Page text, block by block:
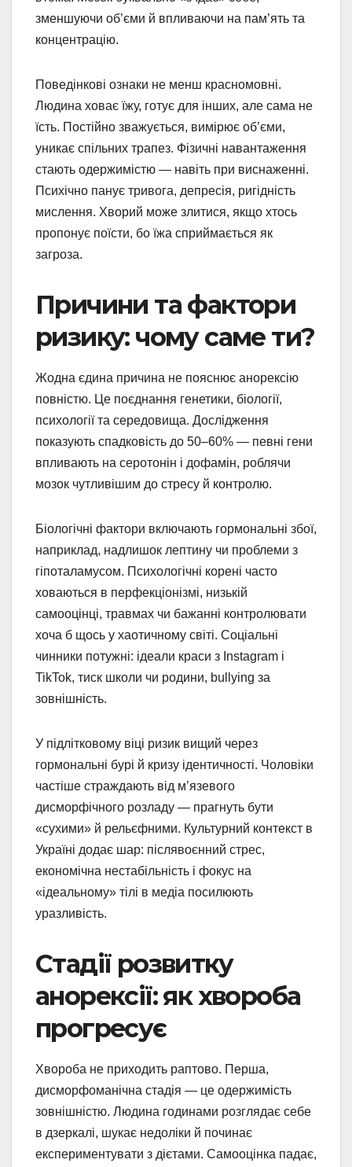
зменшуючи об’єми й впливаючи на пам’ять та
концентрацію.
Поведінкові ознаки не менш красномовні.
Людина ховає їжу, готує для інших, але сама не
їсть. Постійно зважується, вимірює об’єми,
уникає спільних трапез. Фізичні навантаження
стають одержимістю — навіть при виснаженні.
Психічно панує тривога, депресія, ригідність
мислення. Хворий може злитися, якщо хтось
пропонує поїсти, бо їжа сприймається як
загроза.
Причини та фактори
ризику: чому саме ти?
Жодна єдина причина не пояснює анорексію
повністю. Це поєднання генетики, біології,
психології та середовища. Дослідження
показують спадковість до 50–60% — певні гени
впливають на серотонін і дофамін, роблячи
мозок чутливішим до стресу й контролю.
Біологічні фактори включають гормональні збої,
наприклад, надлишок лептину чи проблеми з
гіпоталамусом. Психологічні корені часто
ховаються в перфекціонізмі, низькій
самооцінці, травмах чи бажанні контролювати
хоча б щось у хаотичному світі. Соціальні
чинники потужні: ідеали краси з Instagram і
TikTok, тиск школи чи родини, bullying за
зовнішність.
У підлітковому віці ризик вищий через
гормональні бурі й кризу ідентичності. Чоловіки
частіше страждають від м’язевого
дисморфічного розладу — прагнуть бути
«сухими» й рельєфними. Культурний контекст в
Україні додає шар: післявоєнний стрес,
економічна нестабільність і фокус на
«ідеальному» тілі в медіа посилюють
уразливість.
Стадії розвитку
анорексії: як хвороба
прогресує
Хвороба не приходить раптово. Перша,
дисморфоманічна стадія — це одержимість
зовнішністю. Людина годинами розглядає себе
в дзеркалі, шукає недоліки й починає
експериментувати з дієтами. Самооцінка падає,